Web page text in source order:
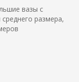
вазы с
размера,